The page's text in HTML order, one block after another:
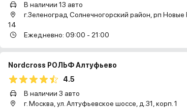
В наличии 13 авто
г.Зеленоград Солнечногорский район, рп
14
Ежедневно: 09:00 - 21:00
Nordcross РОЛЬФ Алтуфьево
4.5
В наличии 3 авто
г. Москва, ул. Алтуфьевское шоссе, д.31, корп. 1